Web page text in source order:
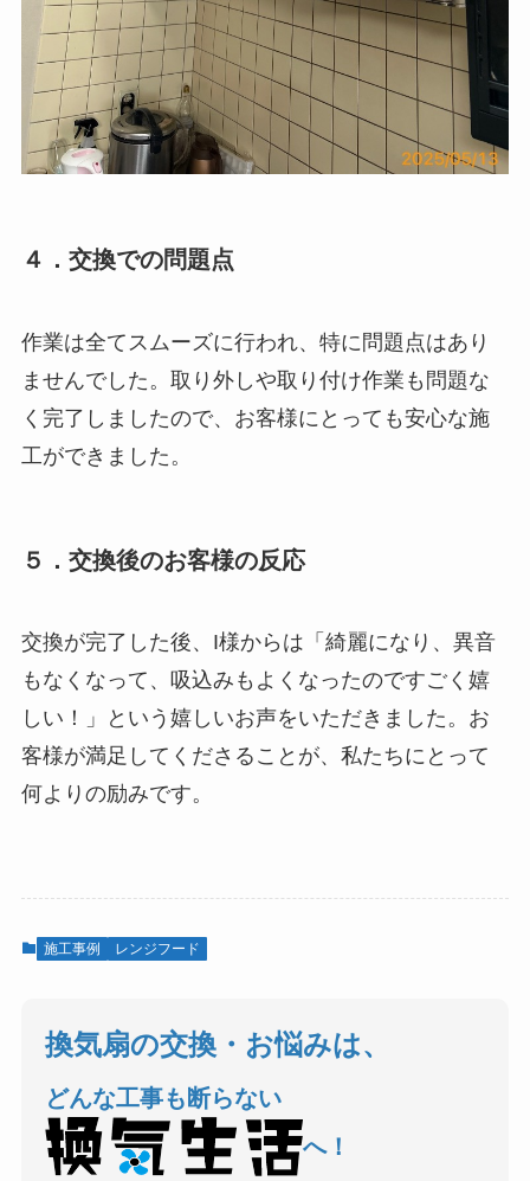
４．交換での問題点
作業は全てスムーズに行われ、特に問題点はあり
ませんでした。取り外しや取り付け作業も問題な
く完了しましたので、お客様にとっても安心な施
工ができました。
５．交換後のお客様の反応
交換が完了した後、I様からは「綺麗になり、異音
もなくなって、吸込みもよくなったのですごく嬉
しい！」という嬉しいお声をいただきました。お
客様が満足してくださることが、私たちにとって
何よりの励みです。
施工事例 レンジフード
換気扇の交換・お悩みは、
どんな工事も断らない
へ！